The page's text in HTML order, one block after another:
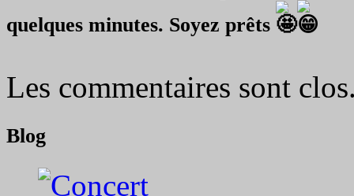
quelques minutes. Soyez prêts
Les commentaires sont
Blog